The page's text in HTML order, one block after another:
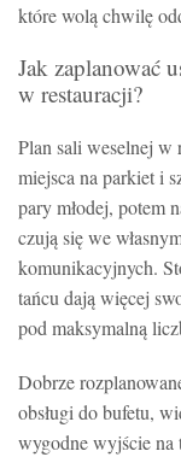
które wolą chwilę
Jak zaplanować
w restauracji?
Plan sali weselnej w
miejsca na parkiet i
pary młodej, potem
czują się we
komunikacyjnych.
tańcu dają więcej
pod maksymalną
Dobrze
obsługi do bufetu,
wygodne wyjście na